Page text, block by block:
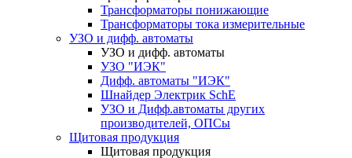
Трансформаторы понижающие
Трансформаторы тока измерительные
УЗО и дифф. автоматы
УЗО и дифф. автоматы
УЗО "ИЭК"
Дифф. автоматы "ИЭК"
Шнайдер Электрик SchE
УЗО и Дифф.автоматы других
производителей, ОПСы
Щитовая продукция
Щитовая продукция